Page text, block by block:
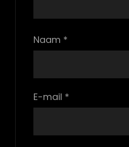
Naam *
E-mail *